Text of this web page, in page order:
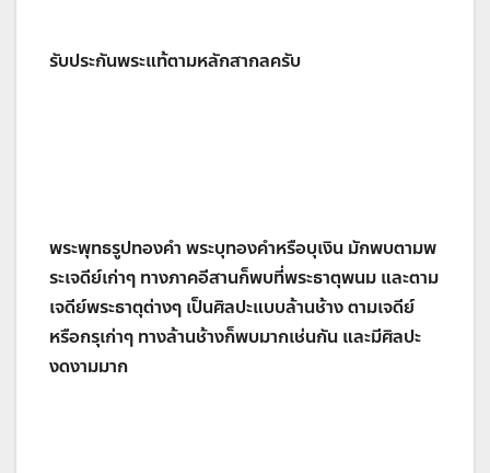
รับประกันพระแท้ตามหลักสากลครับ
พระพุทธรูปทองคำ พระบุทองคำหรือบุเงิน มักพบตามพ
ระเจดีย์เก่าๆ ทางภาคอีสานก็พบที่พระธาตุพนม และตาม
เจดีย์พระธาตุต่างๆ เป็นศิลปะแบบล้านช้าง ตามเจดีย์
หรือกรุเก่าๆ ทางล้านช้างก็พบมากเช่นกัน และมีศิลปะ
งดงามมาก